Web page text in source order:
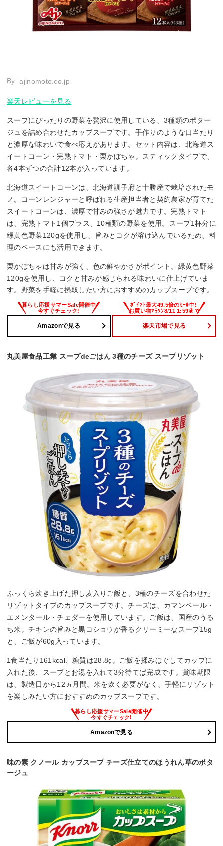
By:ajinomoto.co.jp
楽天レビューを見る
スープにぴったりの野菜を贅沢に使用している、3種類のポター
ジュを詰め合わせたカップスープです。手作りのような口当たり
と濃厚な味わいで食べ応えがあります。セット内容は、北海道ス
イートコーン・完熟トマト・栗かぼちゃ。スティックタイプで、
各4本ずつの合計12本が入っています。
北海道スイートコーンは、北海道訓子府と十勝産で栽培されたモ
ノ。コーンレンジャーと呼ばれる生産担当者と契約農家が育てた
スイートコーンは、濃厚で甘みの強さが魅力です。完熟トマト
は、完熟トマト1個プラス、10種類の野菜を使用。スープ1杯分に
緑黄色野菜120gを使用し、旨みとコクが溶け込んでいるため、料
理のベースにも活用できます。
栗かぼちゃは甘みが強く、色の鮮やかさがポイント。緑黄色野菜
120gを使用し、コクと甘みが感じられる味わいに仕上げていま
す。野菜を手軽に摂取したい方におすすめのカップスープです。
Amazonで見る 楽天市場で見る
丸美屋食品工業 スープdeごはん 3種のチーズ スープリゾット
ふっくら炊き上げた押し麦入りご飯と、3種のチーズを合わせた
リゾットタイプのカップスープです。チーズは、カマンベール・
エメンタール・チェダーを使用しています。ご飯は、国産のうる
ち米。チキンの旨みと黒コショウが香るクリーミーなスープ15g
と、ご飯が60g入っています。
1食当たり161kcal、糖質は28.8g。ご飯を揉みほぐしてカップに
入れた後、スープとお湯を入れて3分待てば完成です。賞味期限
は、製造日から12ヵ月間。米を炊く必要がなく、手軽にリゾット
を楽しみたい方におすすめのカップスープです。
Amazonで見る
味の素 クノール カップスープ チーズ仕立てのほうれん草のポタ
ージュ